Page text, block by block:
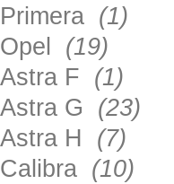
Primera (1)
Opel (19)
Astra F (1)
Astra G (23)
Astra H (7)
Calibra (10)